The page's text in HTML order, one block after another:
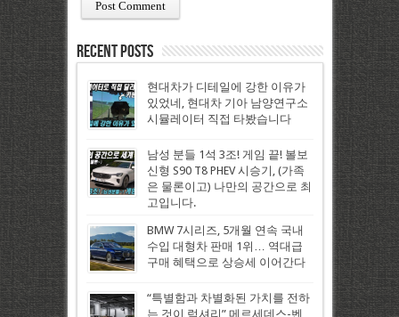
Recent Posts
현대차가 디테일에 강한 이유가
있었네, 현대차 기아 남양연구소
시뮬레이터 직접 타봤습니다
남성 분들 1석 3조! 게임 끝! 볼보
신형 S90 T8 PHEV 시승기, (가족
은 물론이고) 나만의 공간으로 최
고입니다.
BMW 7시리즈, 5개월 연속 국내
수입 대형차 판매 1위… 역대급
구매 혜택으로 상승세 이어간다
“특별함과 차별화된 가치를 전하
는 것이 럭셔리” 메르세데스-벤